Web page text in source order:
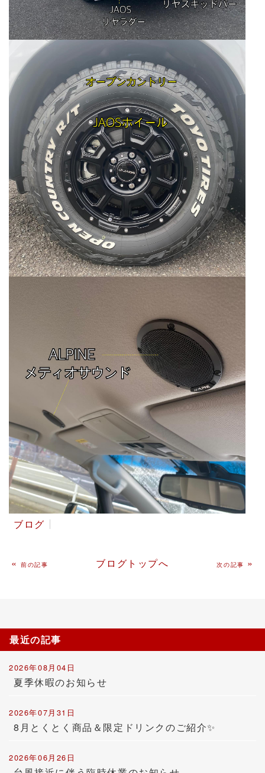
ブログ
«前の記事 ブログトップへ 次の記事 »
最近の記事
2026年08月04日
夏季休暇のお知らせ
2026年07月31日
8月とくとく商品＆限定ドリンクのご紹介✨
2026年06月26日